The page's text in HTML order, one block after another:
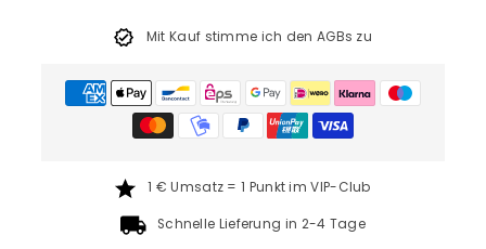
Mit Kauf stimme ich den AGBs zu
1 € Umsatz = 1 Punkt im VIP-Club
Schnelle Lieferung in 2-4 Tage